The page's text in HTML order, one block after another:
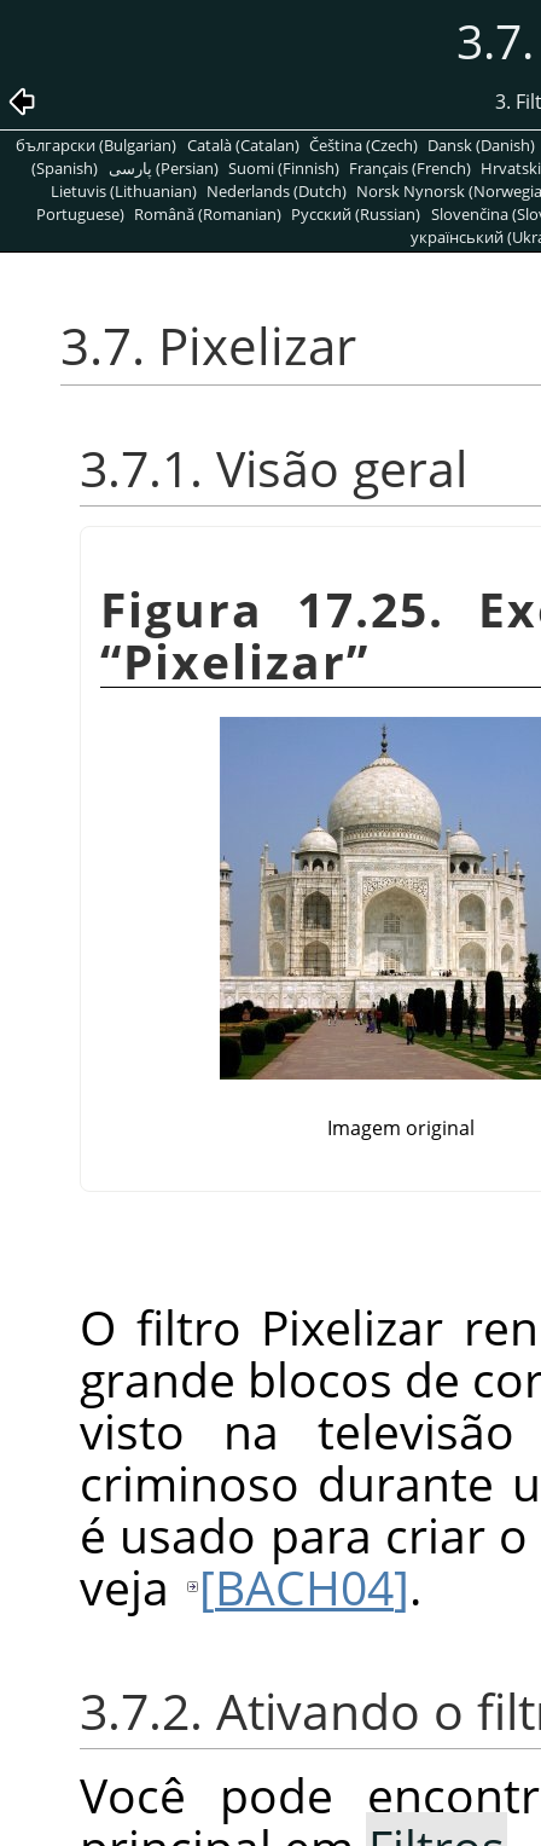
3.
български (Bulgarian) Català (Catalan) Čeština (Czech) Dansk (Danish)
(Spanish)
پارسی (Persian) Suomi (Finnish) Français (French)
Lietuvis (Lithuanian) Nederlands (Dutch) Norsk Nynorsk
Portuguese) Română (Romanian) Pусский (Russian) Slovenčina
український
3.7. Pixelizar
3.7.1. Visão geral
Figura 17.25.
“Pixelizar”
Imagem original
O filtro Pixelizar
grande blocos de
visto na
criminoso durante
é usado para criar o
veja [BACH04].
3.7.2. Ativando o
Você pode